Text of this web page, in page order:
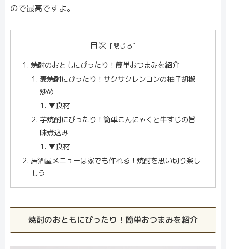
ので最高ですよ。
目次
焼酎のおともにぴったり！簡単おつまみを紹介
麦焼酎にぴったり！サクサクレンコンの柚子胡椒
炒め
▼食材
芋焼酎にぴったり！簡単こんにゃくと牛すじの旨
味煮込み
▼食材
居酒屋メニューは家でも作れる！焼酎を思い切り楽し
もう
焼酎のおともにぴったり！簡単おつまみを紹介